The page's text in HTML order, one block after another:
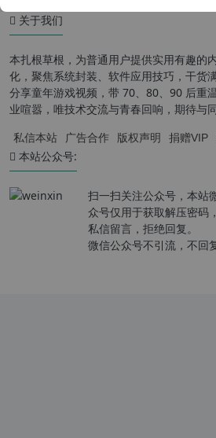
关于我们
本扎根草根，为普通用户提供实用有趣的
化，聚焦系统封装、软件应用技巧，干货
分享童年游戏视频，带 70、80、90 后重
业喧嚣，唯技术交流与青春回响，期待与
私信本站 广告合作 版权声明 捐赠VIP
本站公众号:
扫一扫关注公众号，本站
众号仅用于获取解压密码
私信留言，拒绝回复。
微信公众号不引流，不回复